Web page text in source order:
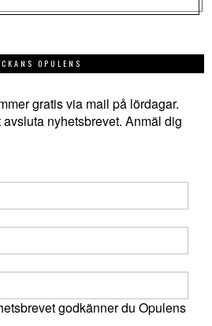
OPULENS
gratis via mail på lördagar.
nyhetsbrevet. Anmäl dig
godkänner du Opulens